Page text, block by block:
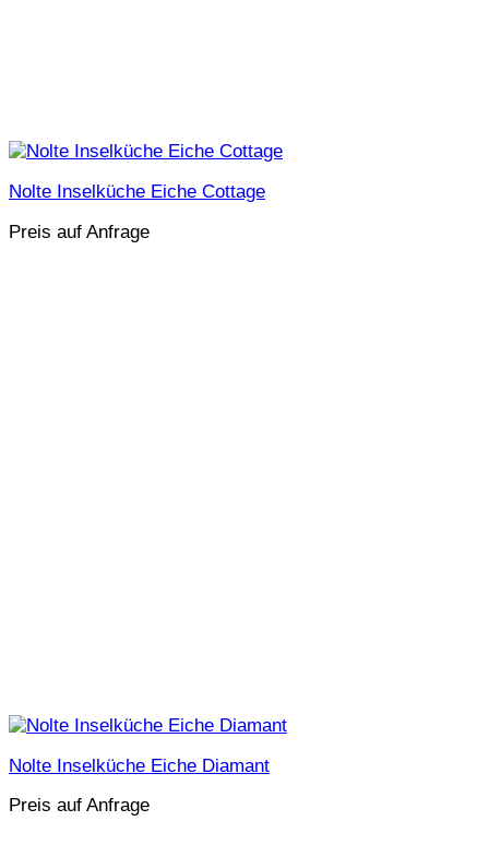
Nolte Inselküche Eiche Cottage
Preis auf Anfrage
Nolte Inselküche Eiche Diamant
Preis auf Anfrage